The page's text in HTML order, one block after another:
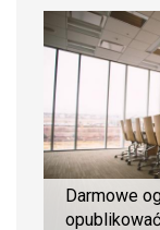
Darmowe